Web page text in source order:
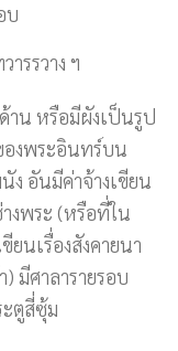
บ
รรวาง ฯ
าน หรือมีผังเป็นรูป
องพระอินทร์บน
ง อันมีค่าจ้างเขียน
งพระ (หรือที่ใน
ยนเรื่องสังคายนา
มีศาลารายรอบ
ตูสี่ซุ้ม